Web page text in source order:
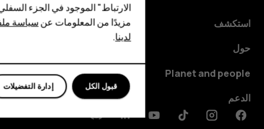
HMD Watch
للأعمال
استكشف
حول
Planet and people
الدعم
Facebook
Instagram
Tiktok
Youtube
Linkedin
Discord
الارتباط" الموجود في الجزء
مزيدًا من المعلومات عنسياسة
لدينا.
إدارة التفضيلات قبول الكل